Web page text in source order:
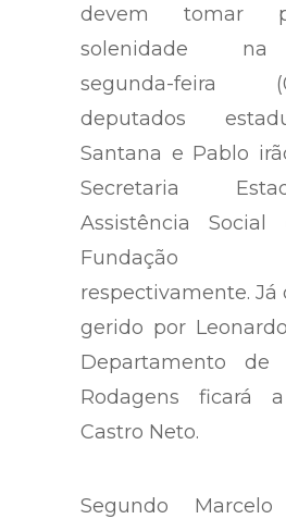
devem tomar
solenidade na
segunda-feira
deputados
Santana e Pablo
Secretaria
Assistência
Fundação
respectivamente. Já
gerido por
Departamento de
Rodagens ficará
Castro Neto.
Segundo